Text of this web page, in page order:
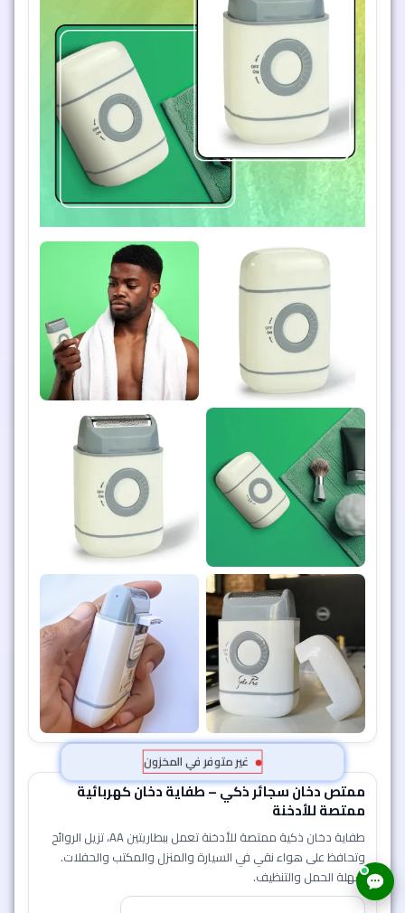
ممتص دخان سجائر ذكي – طفاية دخان كهربائية
ممتصة للأدخنة
طفاية دخان ذكية ممتصة للأدخنة تعمل ببطاريتين AA، تزيل الروائح
وتحافظ على هواء نقي في السيارة والمنزل والمكتب والحفلات.
سهلة الحمل والتنظيف.
غير متوفر في المخزون